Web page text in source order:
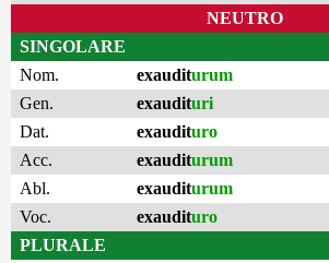
NEUTRO
SINGOLARE
Nom.
exauditurum
Gen.
exaudituri
Dat.
exaudituro
Acc.
exauditurum
Abl.
exauditurum
Voc.
exaudituro
PLURALE